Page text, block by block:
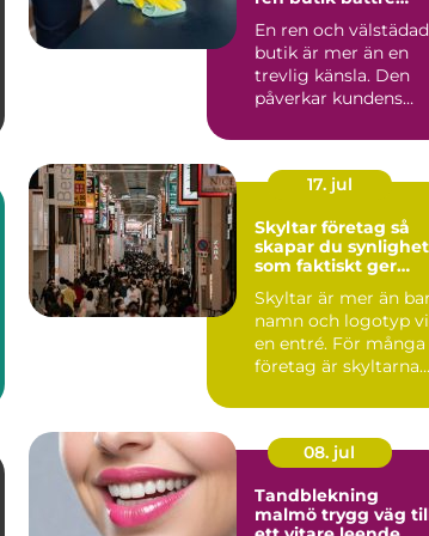
En ren och välstädad
butik är mer än en
trevlig känsla. Den
påverkar kundens
län...
17. jul
Skyltar företag så
skapar du synlighet
som faktiskt ger
Skyltar är mer än
namn och logotyp
en entré. För många
företag är skyltarna
08. jul
Tandblekning
malmö trygg väg till